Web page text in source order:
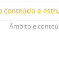
conteúdo e
Âmbito e